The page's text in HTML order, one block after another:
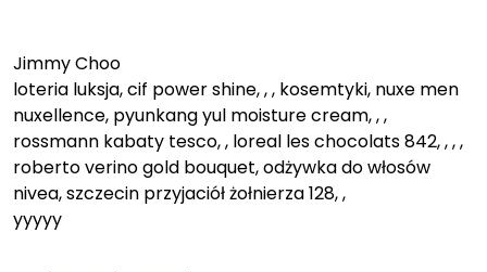
Jimmy Choo
loteria luksja, cif power shine, , , kosemtyki, nuxe men
nuxellence, pyunkang yul moisture cream, , ,
rossmann kabaty tesco, , loreal les chocolats 842, , , ,
roberto verino gold bouquet, odżywka do włosów
nivea, szczecin przyjaciół żołnierza 128, ,
yyyyy